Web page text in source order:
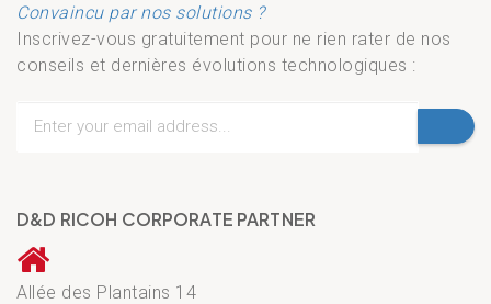
Convaincu par nos solutions ?
Inscrivez-vous gratuitement pour ne rien rater de nos
conseils et dernières évolutions technologiques :
D&D RICOH CORPORATE PARTNER
Allée des Plantains 14